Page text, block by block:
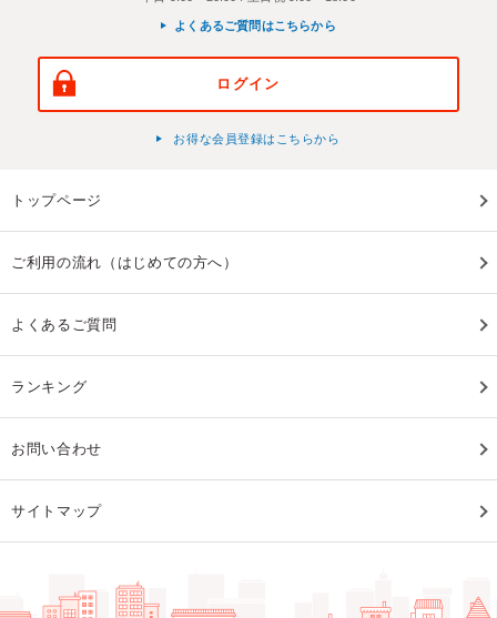
よくあるご質問はこちらから
ログイン
お得な会員登録はこちらから
トップページ
ご利用の流れ（はじめての方へ）
よくあるご質問
ランキング
お問い合わせ
サイトマップ